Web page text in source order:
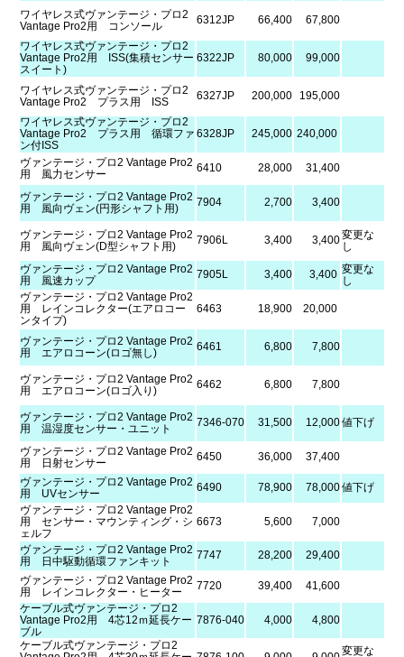
ワイヤレス式ヴァンテージ・プロ2
Vantage Pro2用 コンソール
6312JP 66,400 67,800
ワイヤレス式ヴァンテージ・プロ2
Vantage Pro2用 ISS(集積センサー
スイート)
6322JP 80,000 99,000
ワイヤレス式ヴァンテージ・プロ2
Vantage Pro2 プラス用 ISS
6327JP 200,000 195,000
ワイヤレス式ヴァンテージ・プロ2
Vantage Pro2 プラス用 循環ファ
ン付ISS
6328JP 245,000 240,000
ヴァンテージ・プロ2 Vantage Pro2
用 風力センサー
6410 28,000 31,400
ヴァンテージ・プロ2 Vantage Pro2
用 風向ヴェン(円形シャフト用)
7904 2,700 3,400
ヴァンテージ・プロ2 Vantage Pro2
用 風向ヴェン(D型シャフト用)
7906L 3,400 3,400変更な
し
ヴァンテージ・プロ2 Vantage Pro2
用 風速カップ
7905L 3,400 3,400 変更な
し
ヴァンテージ・プロ2 Vantage Pro2
用 レインコレクター(エアロコー
ンタイプ)
6463 18,900 20,000
ヴァンテージ・プロ2 Vantage Pro2
用 エアロコーン(ロゴ無し)
6461 6,800 7,800
ヴァンテージ・プロ2 Vantage Pro2
用 エアロコーン(ロゴ入り)
6462 6,800 7,800
ヴァンテージ・プロ2 Vantage Pro2
用 温湿度センサー・ユニット
7346-070 31,500 12,000値下げ
ヴァンテージ・プロ2 Vantage Pro2
用 日射センサー
6450 36,000
37,400
ヴァンテージ・プロ2 Vantage Pro2
用 UVセンサー
6490 78,900 78,000値下げ
ヴァンテージ・プロ2 Vantage Pro2
用 センサー・マウンティング・シ
ェルフ
6673 5,600 7,000
ヴァンテージ・プロ2 Vantage Pro2
用 日中駆動循環ファンキット
7747 28,200
29,400
ヴァンテージ・プロ2 Vantage Pro2
用 レインコレクター・ヒーター
7720 39,400
41,600
ケーブル式ヴァンテージ・プロ2
Vantage Pro2用 4芯12ｍ延長ケー
ブル
7876-040 4,000
4,800
ケーブル式ヴァンテージ・プロ2
変更な